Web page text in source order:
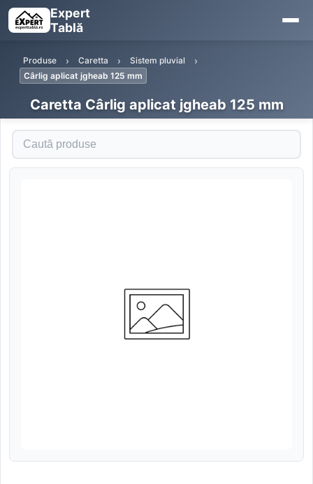
Expert
Tablă
Produse Caretta
Sistem pluvial
Cârlig aplicat jgheab 125 mm
Caretta Cârlig aplicat jgheab 125 mm
Caută produse